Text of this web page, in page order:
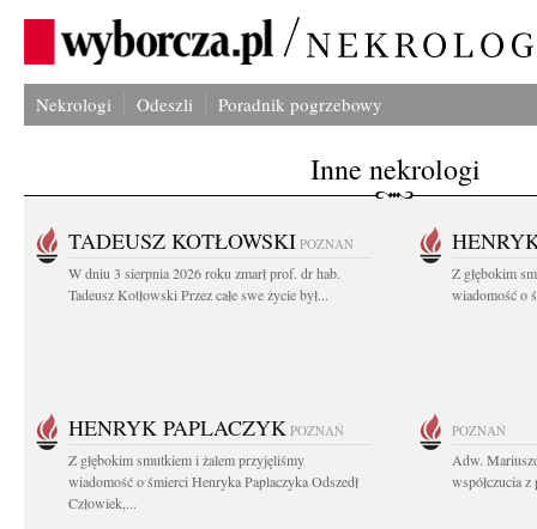
Nekrologi Odeszli Poradnik pogrzebowy
Inne nekrologi
TADEUSZ KOTŁOWSKI POZNAŃ
W dniu 3 sierpnia 2026 roku zmarł prof. dr hab.
Tadeusz Kotłowski Przez całe swe życie był...
Z głębokim
wiadomość o
HENRYK PAPLACZYK POZNAŃ
Z głębokim smutkiem i żalem przyjęliśmy
wiadomość o śmierci Henryka Paplaczyka Odszedł
Człowiek,...
POZNAŃ
Adw.
współczucia